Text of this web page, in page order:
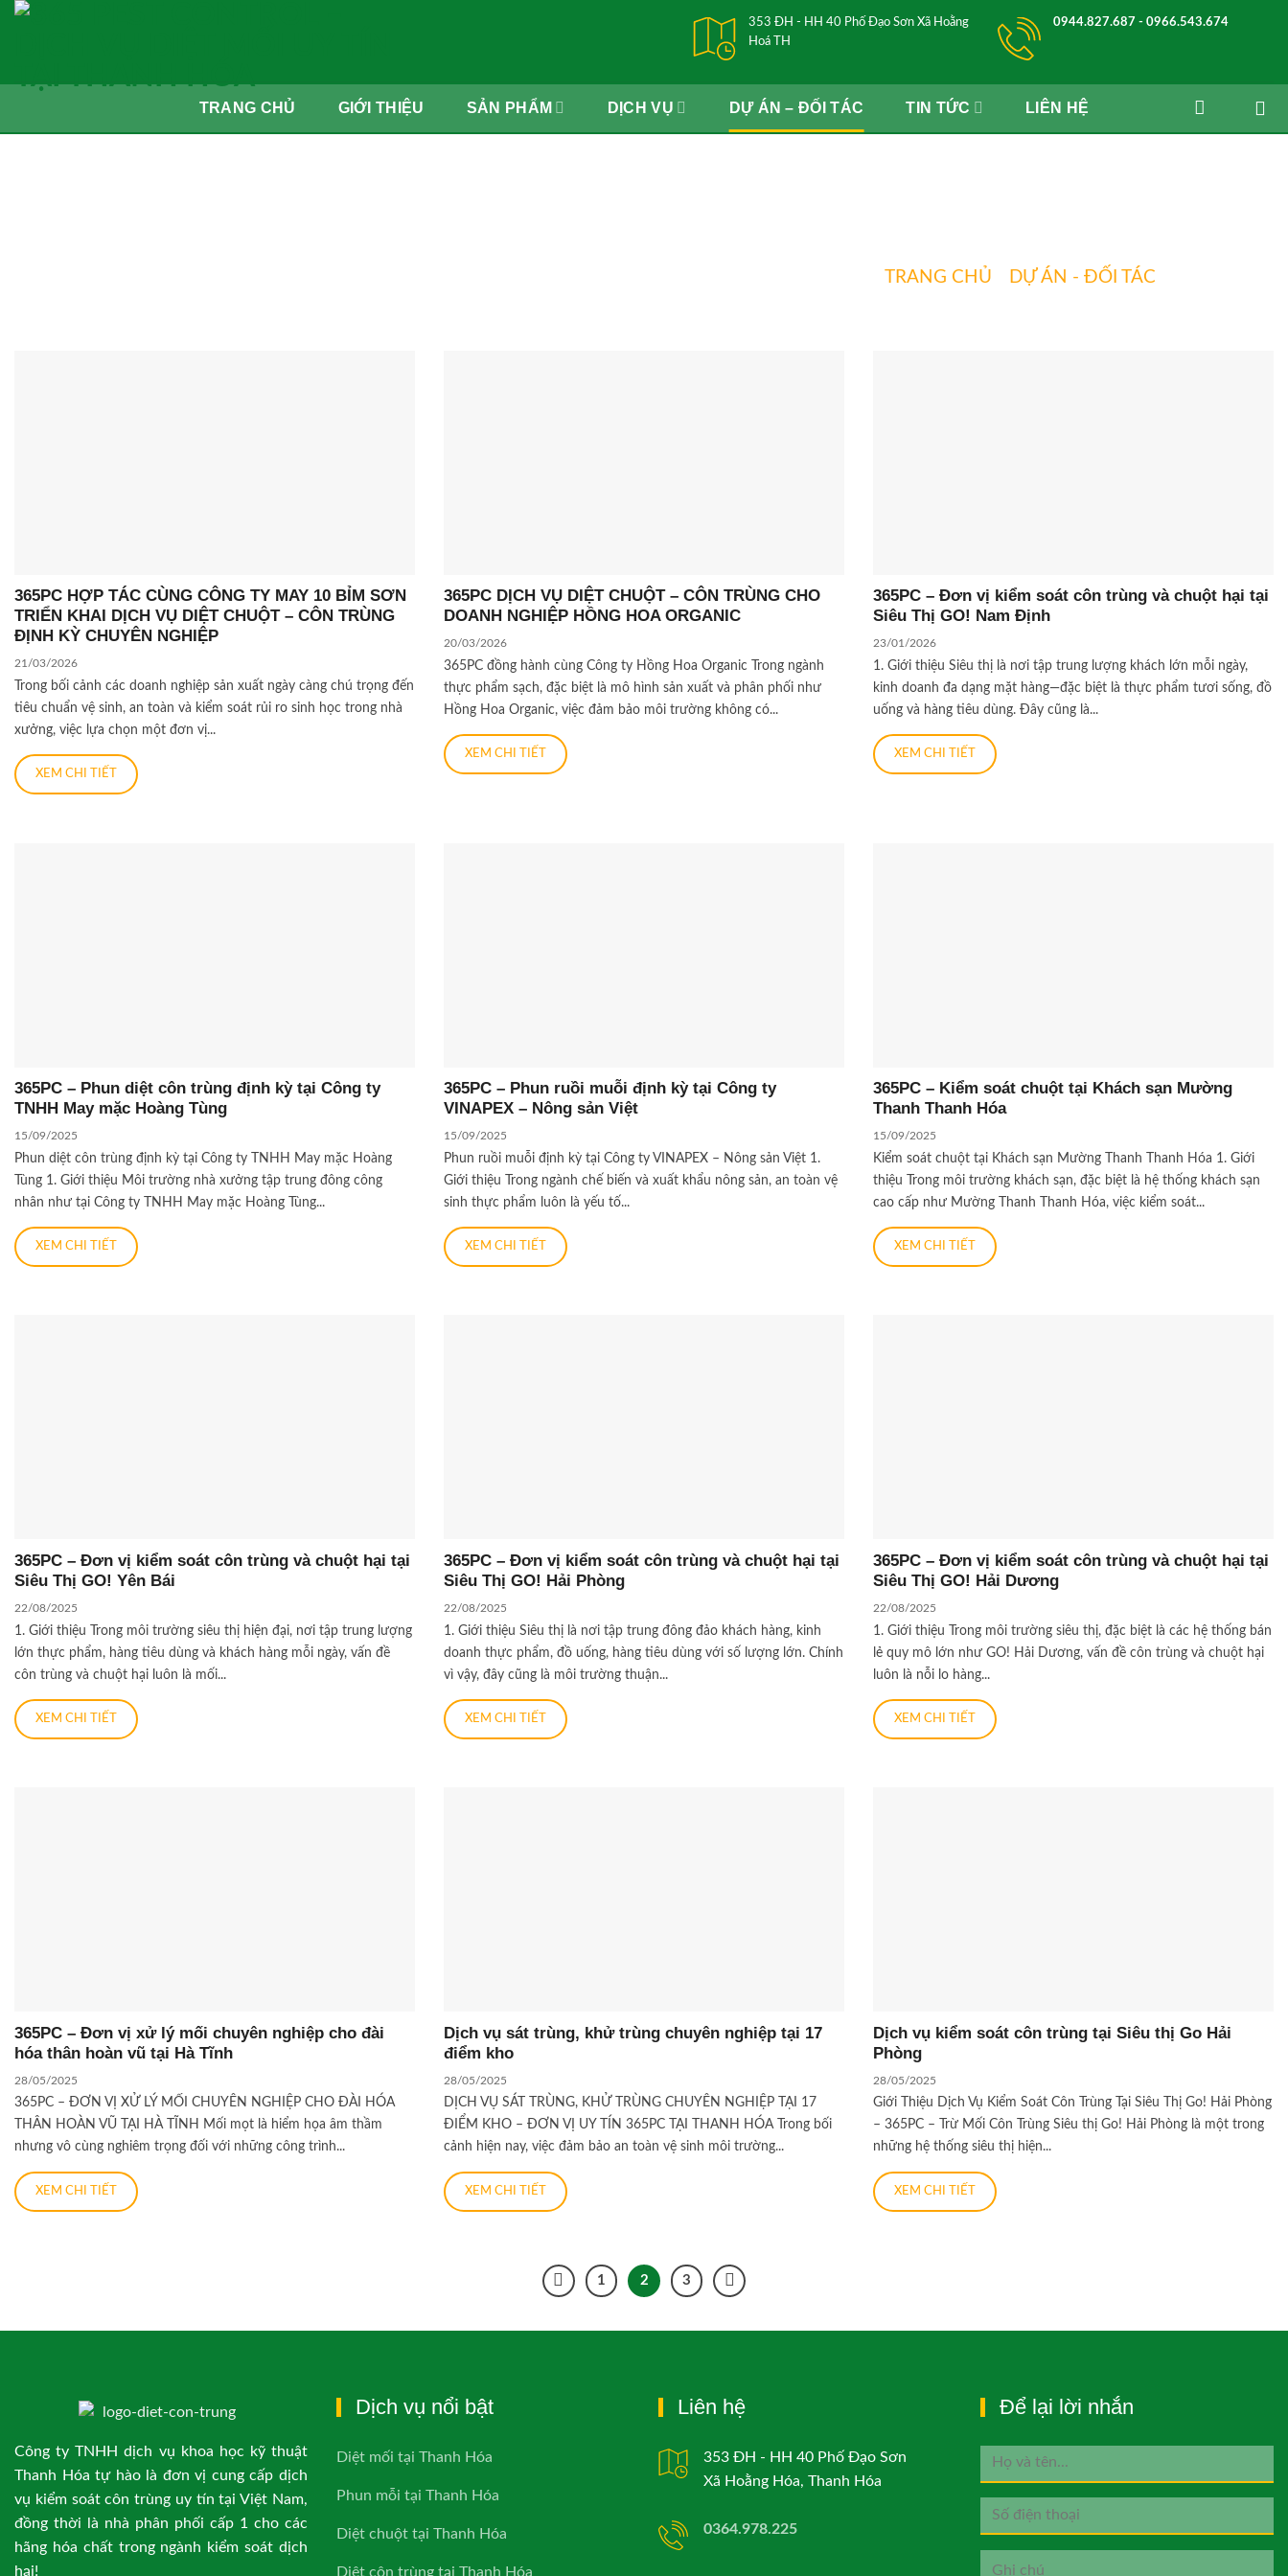
Skip
353 ĐH - HH 40 Phố Đạo Sơn Xã Hoằng
Hoá TH
0944.827.687 - 0966.543.674
TRANG CHỦ GIỚI THIỆU SẢN PHẨM DỊCH VỤ DỰ ÁN – ĐỐI TÁC TIN TỨC LIÊN HỆ
TRANG CHỦ DỰ ÁN - ĐỐI TÁC
365PC HỢP TÁC CÙNG CÔNG TY MAY 10 BỈM SƠN
TRIỂN KHAI DỊCH VỤ DIỆT CHUỘT – CÔN TRÙNG
ĐỊNH KỲ CHUYÊN NGHIỆP
21/03/2026
Trong bối cảnh các doanh nghiệp sản xuất ngày càng chú trọng đến
tiêu chuẩn vệ sinh, an toàn và kiểm soát rủi ro sinh học trong nhà
xưởng, việc lựa chọn một đơn vị...
XEM CHI TIẾT
365PC DỊCH VỤ DIỆT CHUỘT – CÔN TRÙNG CHO
DOANH NGHIỆP HỒNG HOA ORGANIC
20/03/2026
365PC đồng hành cùng Công ty Hồng Hoa Organic Trong ngành
thực phẩm sạch, đặc biệt là mô hình sản xuất và phân phối như
Hồng Hoa Organic, việc đảm bảo môi trường không có...
XEM CHI TIẾT
365PC – Đơn vị kiểm soát côn trùng và chuột hại tại
Siêu Thị GO! Nam Định
23/01/2026
1. Giới thiệu Siêu thị là nơi tập trung lượng khách lớn mỗi ngày,
kinh doanh đa dạng mặt hàng—đặc biệt là thực phẩm tươi sống, đồ
uống và hàng tiêu dùng. Đây cũng là...
XEM CHI TIẾT
365PC – Phun diệt côn trùng định kỳ tại Công ty
TNHH May mặc Hoàng Tùng
15/09/2025
Phun diệt côn trùng định kỳ tại Công ty TNHH May mặc Hoàng
Tùng 1. Giới thiệu Môi trường nhà xưởng tập trung đông công
nhân như tại Công ty TNHH May mặc Hoàng Tùng...
XEM CHI TIẾT
365PC – Phun ruồi muỗi định kỳ tại Công ty
VINAPEX – Nông sản Việt
15/09/2025
Phun ruồi muỗi định kỳ tại Công ty VINAPEX – Nông sản Việt 1.
Giới thiệu Trong ngành chế biến và xuất khẩu nông sản, an toàn vệ
sinh thực phẩm luôn là yếu tố...
XEM CHI TIẾT
365PC – Kiểm soát chuột tại Khách sạn Mường
Thanh Thanh Hóa
15/09/2025
Kiểm soát chuột tại Khách sạn Mường Thanh Thanh Hóa 1. Giới
thiệu Trong môi trường khách sạn, đặc biệt là hệ thống khách sạn
cao cấp như Mường Thanh Thanh Hóa, việc kiểm soát...
XEM CHI TIẾT
365PC – Đơn vị kiểm soát côn trùng và chuột hại tại
Siêu Thị GO! Yên Bái
22/08/2025
1. Giới thiệu Trong môi trường siêu thị hiện đại, nơi tập trung lượng
lớn thực phẩm, hàng tiêu dùng và khách hàng mỗi ngày, vấn đề
côn trùng và chuột hại luôn là mối...
XEM CHI TIẾT
365PC – Đơn vị kiểm soát côn trùng và chuột hại tại
Siêu Thị GO! Hải Phòng
22/08/2025
1. Giới thiệu Siêu thị là nơi tập trung đông đảo khách hàng, kinh
doanh thực phẩm, đồ uống, hàng tiêu dùng với số lượng lớn. Chính
vì vậy, đây cũng là môi trường thuận...
XEM CHI TIẾT
365PC – Đơn vị kiểm soát côn trùng và chuột hại tại
Siêu Thị GO! Hải Dương
22/08/2025
1. Giới thiệu Trong môi trường siêu thị, đặc biệt là các hệ thống bán
lẻ quy mô lớn như GO! Hải Dương, vấn đề côn trùng và chuột hại
luôn là nỗi lo hàng...
XEM CHI TIẾT
365PC – Đơn vị xử lý mối chuyên nghiệp cho đài
hóa thân hoàn vũ tại Hà Tĩnh
28/05/2025
365PC – ĐƠN VỊ XỬ LÝ MỐI CHUYÊN NGHIỆP CHO ĐÀI HÓA
THÂN HOÀN VŨ TẠI HÀ TĨNH Mối mọt là hiểm họa âm thầm
nhưng vô cùng nghiêm trọng đối với những công trình...
XEM CHI TIẾT
Dịch vụ sát trùng, khử trùng chuyên nghiệp tại 17
điểm kho
28/05/2025
DỊCH VỤ SÁT TRÙNG, KHỬ TRÙNG CHUYÊN NGHIỆP TẠI 17
ĐIỂM KHO – ĐƠN VỊ UY TÍN 365PC TẠI THANH HÓA Trong bối
cảnh hiện nay, việc đảm bảo an toàn vệ sinh môi trường...
XEM CHI TIẾT
Dịch vụ kiểm soát côn trùng tại Siêu thị Go Hải
Phòng
28/05/2025
Giới Thiệu Dịch Vụ Kiểm Soát Côn Trùng Tại Siêu Thị Go! Hải Phòng
– 365PC – Trừ Mối Côn Trùng Siêu thị Go! Hải Phòng là một trong
những hệ thống siêu thị hiện...
XEM CHI TIẾT
1 2 3
Công ty TNHH dịch vụ khoa học kỹ thuật
Thanh Hóa tự hào là đơn vị cung cấp dịch
vụ kiểm soát côn trùng uy tín tại Việt Nam,
đồng thời là nhà phân phối cấp 1 cho các
hãng hóa chất trong ngành kiểm soát dịch
hại!
Dịch vụ nổi bật
Diệt mối tại Thanh Hóa
Phun mỗi tại Thanh Hóa
Diệt chuột tại Thanh Hóa
Diệt côn trùng tại Thanh Hóa
Liên hệ
353 ĐH - HH 40 Phố Đạo Sơn
Xã Hoằng Hóa, Thanh Hóa
0364.978.225
Để lại lời nhắn